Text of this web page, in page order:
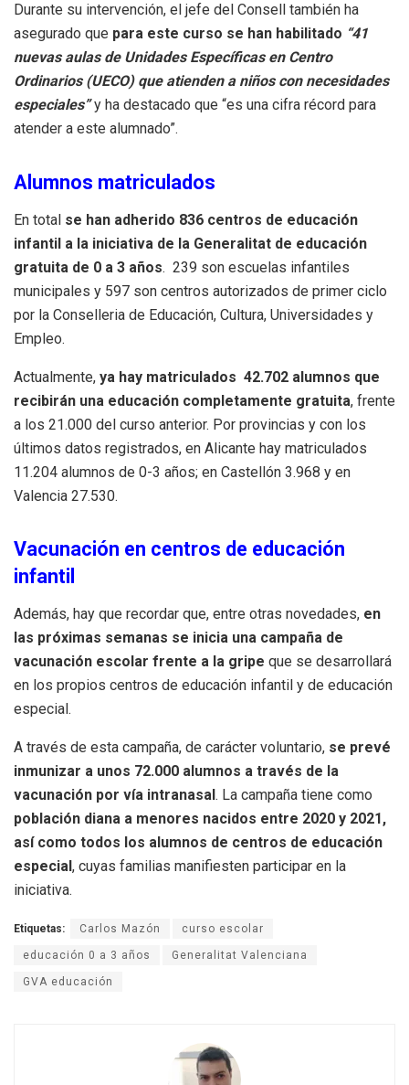
Durante su intervención, el jefe del Consell también ha
asegurado que para este curso se han habilitado “41
nuevas aulas de Unidades Específicas en Centro
Ordinarios (UECO) que atienden a niños con necesidades
especiales”y ha destacado que “es una cifra récord para
atender a este alumnado”.
Alumnos matriculados
En total se han adherido 836 centros de educación
infantil a la iniciativa de la Generalitat de educación
gratuita de 0 a 3 años. 239 son escuelas infantiles
municipales y 597 son centros autorizados de primer ciclo
por la Conselleria de Educación, Cultura, Universidades y
Empleo.
Actualmente, ya hay matriculados 42.702 alumnos que
recibirán una educación completamente gratuita, frente
a los 21.000 del curso anterior. Por provincias y con los
últimos datos registrados, en Alicante hay matriculados
11.204 alumnos de 0-3 años; en Castellón 3.968 y en
Valencia 27.530.
Vacunación en centros de educación
infantil
Además, hay que recordar que, entre otras novedades, en
las próximas semanas se inicia una campaña de
vacunación escolar frente a la gripe que se desarrollará
en los propios centros de educación infantil y de educación
especial.
A través de esta campaña, de carácter voluntario, se prevé
inmunizar a unos 72.000 alumnos a través de la
vacunación por vía intranasal. La campaña tiene como
población diana a menores nacidos entre 2020 y 2021,
así como todos los alumnos de centros de educación
especial, cuyas familias manifiesten participar en la
iniciativa.
Etiquetas: Carlos Mazón curso escolar
educación 0 a 3 años Generalitat Valenciana
GVA educación